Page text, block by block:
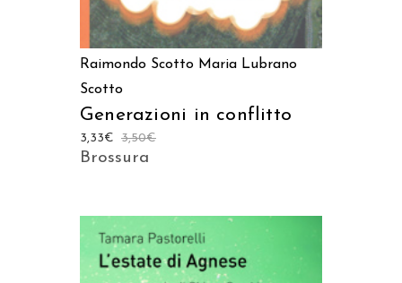
Raimondo Scotto Maria Lubrano
Scotto
Generazioni in conflitto
3,50€
3,33€
Brossura